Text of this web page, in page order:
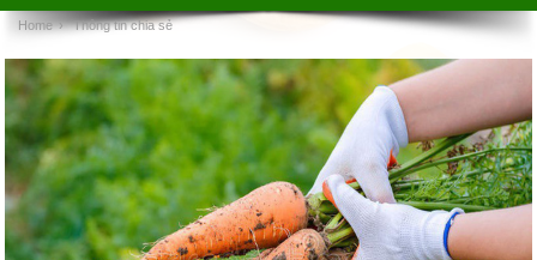
Home › Thông tin chia sẻ